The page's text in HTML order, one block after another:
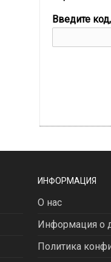
Введите
ИНФОРМАЦИЯ
О нас
Информация о
Политика